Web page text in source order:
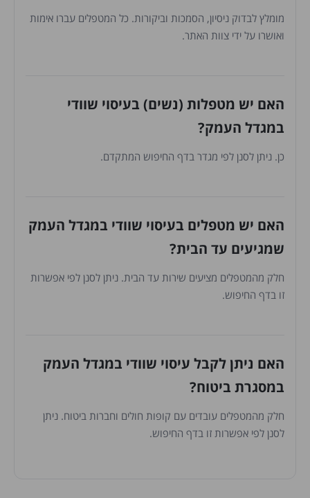
מומלץ לבדוק ניסיון, הסמכות וביקורות. כל המטפלים עברו אימות
ואושרו על ידי צוות האתר.
האם יש מטפלות (נשים) בעיסוי שוודי
במגדל העמק?
כן. ניתן לסנן לפי מגדר בדף החיפוש המתקדם.
האם יש מטפלים בעיסוי שוודי במגדל העמק
שמגיעים עד הבית?
חלק מהמטפלים מציעים שירות עד הבית. ניתן לסנן לפי אפשרות
זו בדף החיפוש.
האם ניתן לקבל עיסוי שוודי במגדל העמק
במסגרת ביטוח?
חלק מהמטפלים עובדים עם קופות חולים וחברות ביטוח. ניתן
לסנן לפי אפשרות זו בדף החיפוש.